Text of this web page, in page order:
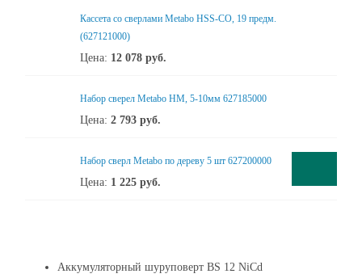
Кассета со сверлами Metabo HSS-CO, 19 предм.
(627121000)
Цена: 12 078 руб.
Набор сверел Metabo HM, 5-10мм 627185000
Цена: 2 793 руб.
Набор сверл Metabo по дереву 5 шт 627200000
Цена: 1 225 руб.
Аккумуляторный шуруповерт BS 12 NiCd